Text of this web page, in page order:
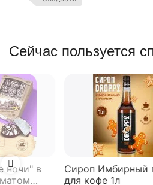
Сейчас пользуется
Сироп Имбирный пряник
для кофе 1л